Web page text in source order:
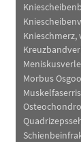
Knieschmerz,
Morbus